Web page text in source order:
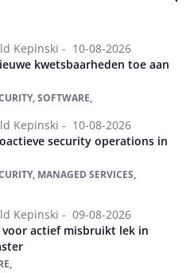
Kepinski - 10-08-2026
kwetsbaarheden toe aan
SOFTWARE,
Kepinski - 10-08-2026
security operations in
MANAGED SERVICES,
Kepinski - 09-08-2026
voor actief misbruikt lek in